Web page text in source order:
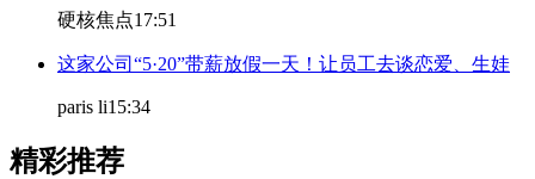
硬核焦点17:51
这家公司“5·20”带薪放假一天！让员工去谈恋爱、生娃
paris li15:34
精彩推荐